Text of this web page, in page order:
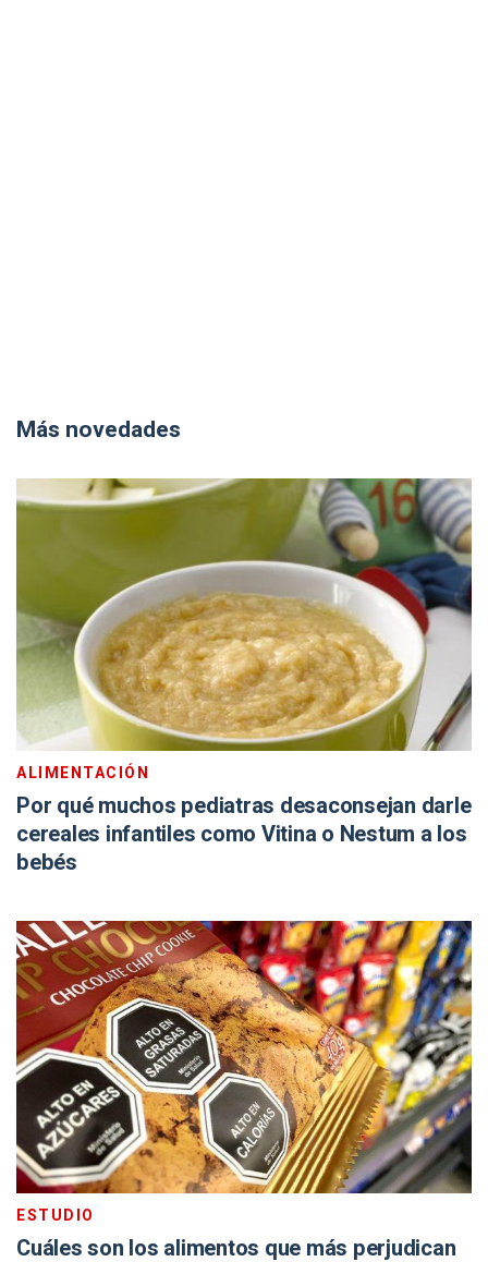
Más novedades
ALIMENTACIÓN
Por qué muchos pediatras desaconsejan darle
cereales infantiles como Vitina o Nestum a los
bebés
ESTUDIO
Cuáles son los alimentos que más perjudican